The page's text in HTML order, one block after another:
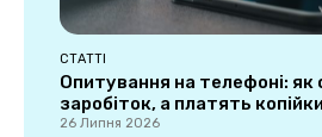
СТАТТІ
Опитування на телефоні: як
заробіток, а платять копійки
26 Липня 2026